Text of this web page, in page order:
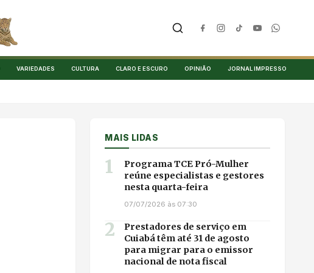
VARIEDADES CULTURA CLARO E ESCURO OPINIÃO JORNAL IMPRESSO
MAIS LIDAS
1
Programa TCE Pró-Mulher
reúne especialistas e gestores
nesta quarta-feira
07/07/2026 às 07:30
2
Prestadores de serviço em
Cuiabá têm até 31 de agosto
para migrar para o emissor
nacional de nota fiscal